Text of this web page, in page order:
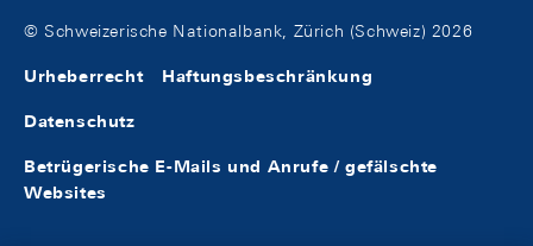
© Schweizerische Nationalbank, Zürich (Schweiz) 2026
Urheberrecht Haftungsbeschränkung
Datenschutz
Betrügerische E-Mails und Anrufe / gefälschte
Websites